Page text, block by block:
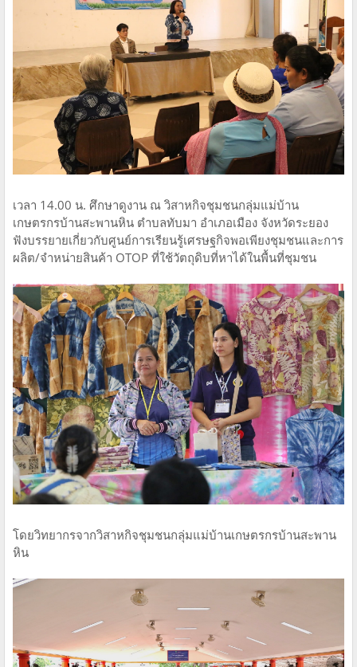
เวลา 14.00 น. ศึกษาดูงาน ณ วิสาหกิจชุมชนกลุ่มแม่บ้าน
เกษตรกรบ้านสะพานหิน ตำบลทับมา อำเภอเมือง จังหวัดระยอง
ฟังบรรยายเกี่ยวกับศูนย์การเรียนรู้เศรษฐกิจพอเพียงชุมชนและการ
ผลิต/จำหน่ายสินค้า OTOP ที่ใช้วัตถุดิบที่หาได้ในพื้นที่ชุมชน
โดยวิทยากรจากวิสาหกิจชุมชนกลุ่มแม่บ้านเกษตรกรบ้านสะพาน
หิน